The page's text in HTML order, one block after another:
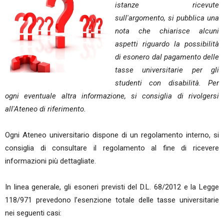
istanze ricevute
sull'argomento, si pubblica una
nota che chiarisce alcuni
aspetti riguardo la possibilità
di esonero dal pagamento delle
tasse universitarie per gli
studenti con disabilità. Per
ogni eventuale altra informazione, si consiglia di rivolgersi
all'Ateneo di riferimento.
Ogni Ateneo universitario dispone di un regolamento interno, si
consiglia di consultare il regolamento al fine di ricevere
informazioni più dettagliate.
In linea generale, gli esoneri previsti del D.L. 68/2012 e la Legge
118/971 prevedono l’esenzione totale delle tasse universitarie
nei seguenti casi: